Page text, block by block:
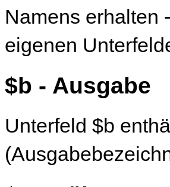
Namens erhalten
eigenen
$b - Ausgabe
Unterfeld $b